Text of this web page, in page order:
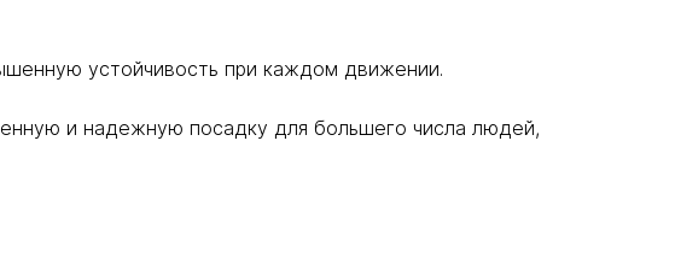
устойчивость при каждом движении.
и надежную посадку для большего числа людей,